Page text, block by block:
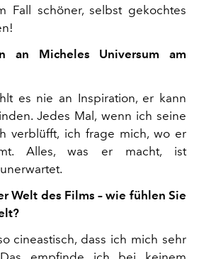
Fall schöner, selbst gekochtes
an Micheles Universum am
es nie an Inspiration, er kann
Jedes Mal, wenn ich seine
verblüfft, ich frage mich, wo er
Alles, was er macht, ist
Welt des Films – wie fühlen Sie
cineastisch, dass ich mich sehr